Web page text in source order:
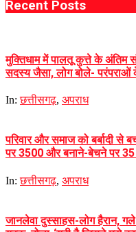
Recent Posts
मुक्तिधाम में पालतू कुत्ते के अंतिम
सदस्य जैसा, लोग बोले-
In: छत्तीसगढ़, अपराध
परिवार और समाज को बर्बादी से
पर 3500 और बनाने-बेचने पर 35
In: छत्तीसगढ़, अपराध
जानलेवा दुस्साहस-लोग हैरान,